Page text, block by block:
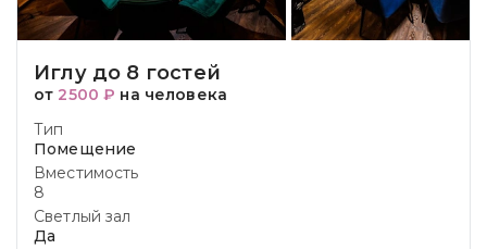
Иглу до 8 гостей
от 2500 ₽ на человека
Тип
Помещение
Вместимость
8
Светлый зал
Да